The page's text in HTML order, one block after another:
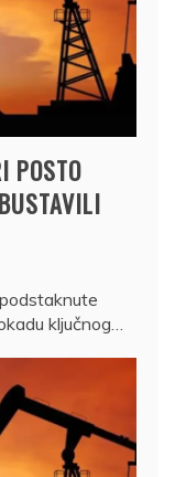
POSTO
ključnog…